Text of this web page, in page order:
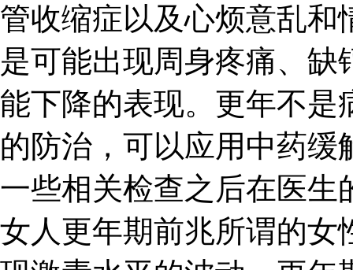
管收缩症以及心烦意乱和
是可能出现周身疼痛、
能下降的表现。更年不是
的防治，可以应用中药
一些相关检查之后在医生
女人更年期前兆所谓的女